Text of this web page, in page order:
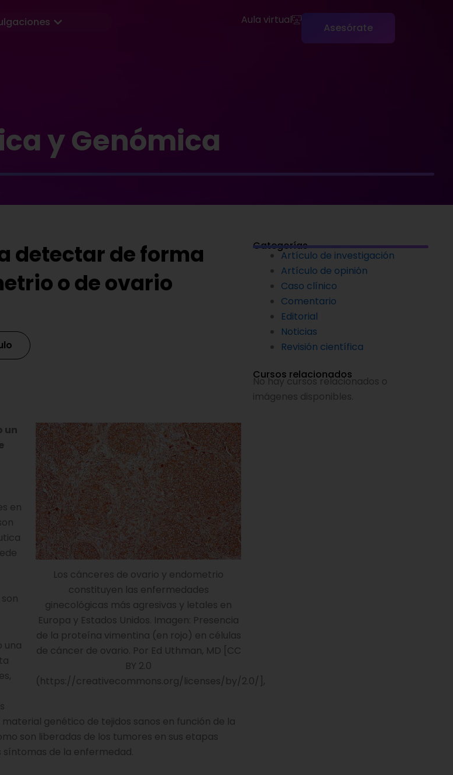
Abrir Divulgaciones Aula virtual
Asesórate
y Genómica
detectar de forma
o de ovario
Los cánceres de ovario y endometrio
constituyen las enfermedades
ginecológicas más agresivas y letales en
Europa y Estados Unidos. Imagen: Presencia
de la proteína vimentina (en rojo) en células
de cáncer de ovario. Por Ed Uthman, MD [CC
BY 2.0
(https://creativecommons.org/licenses/by/2.0/],
un
en
una
genético de tejidos sanos en función de la
son liberadas de los tumores en sus etapas
síntomas de la enfermedad.
Categorías
Artículo de investigación
Artículo de opinión
Caso clínico
Comentario
Editorial
Noticias
Revisión científica
Cursos relacionados
No hay cursos relacionados o
imágenes disponibles.